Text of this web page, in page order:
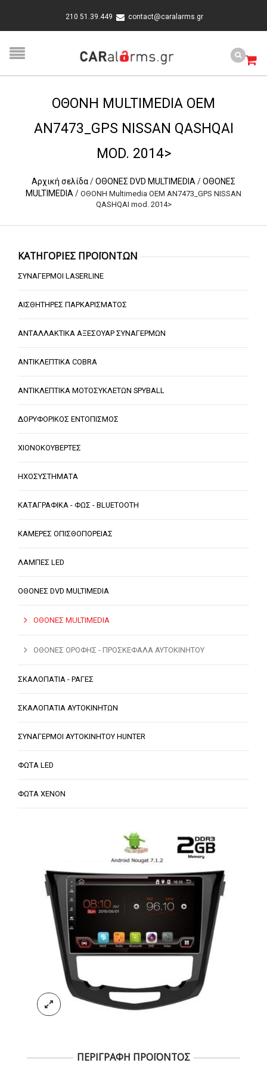
210 51.39.449 contact@caralarms.gr
OΘΟΝΗ MULTIMEDIA OEM
AN7473_GPS NISSAN QASHQAI
MOD. 2014>
Αρχική σελίδα/ΟΘΟΝΕΣ DVD MULTIMEDIA /ΟΘΟΝΕΣ
MULTIMEDIA / OΘΟΝΗ Multimedia OEM AN7473_GPS NISSAN
QASHQAI mod. 2014>
ΠΕΡΙΓΡΑΦΗ ΠΡΟΪΟΝΤΟΣ
ΚΑΤΗΓΟΡΙΕΣ ΠΡΟΪΟΝΤΩΝ
ΣΥΝΑΓΕΡΜΟΙ LASERLINE
ΑΙΣΘΗΤΗΡΕΣ ΠΑΡΚΑΡΙΣΜΑΤΟΣ
ΑΝΤΑΛΛΑΚΤΙΚΑ ΑΞΕΣΟΥΑΡ ΣΥΝΑΓΕΡΜΩΝ
ΑΝΤΙΚΛΕΠΤΙΚΑ COBRA
ΑΝΤΙΚΛΕΠΤΙΚΑ ΜΟΤΟΣΥΚΛΕΤΩΝ SPYBALL
ΔΟΡΥΦΟΡΙΚΟΣ ΕΝΤΟΠΙΣΜΟΣ
ΧΙΟΝΟΚΟΥΒΕΡΤΕΣ
ΗΧΟΣΥΣΤΗΜΑΤΑ
ΚΑΤΑΓΡΑΦΙΚΑ - ΦΩΣ - BLUETOOTH
ΚΑΜΕΡΕΣ ΟΠΙΣΘΟΠΟΡΕΙΑΣ
ΛΑΜΠΕΣ LED
ΟΘΟΝΕΣ DVD MULTIMEDIA
ΟΘΟΝΕΣ MULTIMEDIA
ΟΘΟΝΕΣ ΟΡΟΦΗΣ - ΠΡΟΣΚΕΦΑΛΑ ΑΥΤΟΚΙΝΗΤΟΥ
ΣΚΑΛΟΠΑΤΙΑ - ΡΑΓΕΣ
ΣΚΑΛΟΠΑΤΙΑ ΑΥΤΟΚΙΝΗΤΩΝ
ΣΥΝΑΓΕΡΜΟΙ ΑΥΤΟΚΙΝΗΤΟΥ HUNTER
ΦΩΤΑ LED
ΦΩΤΑ XENON